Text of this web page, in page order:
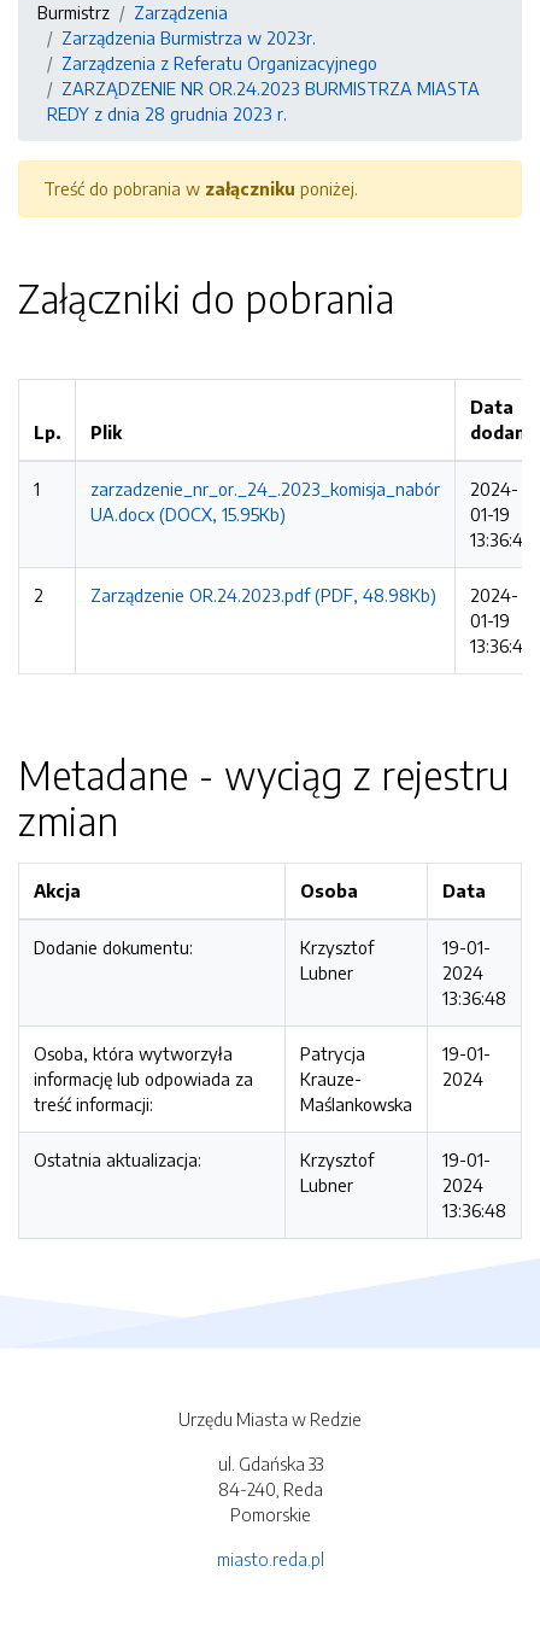
Burmistrz
Zarządzenia
Zarządzenia Burmistrza w 2023r.
Zarządzenia z Referatu Organizacyjnego
ZARZĄDZENIE NR OR.24.2023 BURMISTRZA MIASTA
REDY z dnia 28 grudnia 2023 r.
Treść do pobrania w załączniku poniżej.
Załączniki do pobrania
Lp. Plik
Data
dodania
1
zarzadzenie_nr_or._24_.2023_komisja_nabór
UA.docx (DOCX, 15.95Kb)
2024-
01-19
13:36:48
2 Zarządzenie OR.24.2023.pdf (PDF, 48.98Kb)
2024-
01-19
13:36:48
Metadane - wyciąg z rejestru
zmian
Akcja Osoba Data
Dodanie dokumentu:
Krzysztof
Lubner
19-01-
2024
13:36:48
Osoba, która wytworzyła
informację lub odpowiada za
treść informacji:
Patrycja
Krauze-
Maślankowska
19-01-
2024
Ostatnia aktualizacja:
Krzysztof
Lubner
19-01-
2024
13:36:48
Urzędu Miasta w Redzie
ul. Gdańska 33
84-240, Reda
Pomorskie
miasto.reda.pl